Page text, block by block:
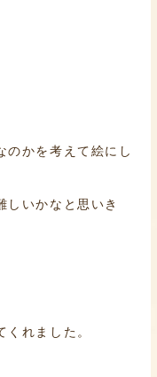
のかを考えて絵にし
しいかなと思いき
れました。